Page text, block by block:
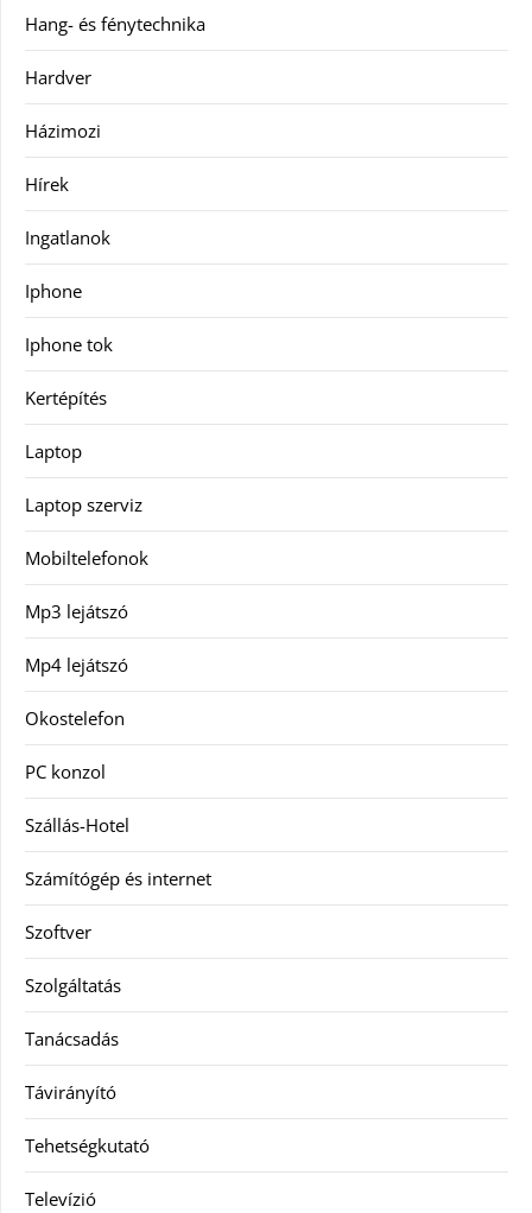
Hang- és fénytechnika
Hardver
Házimozi
Hírek
Ingatlanok
Iphone
Iphone tok
Kertépítés
Laptop
Laptop szerviz
Mobiltelefonok
Mp3 lejátszó
Mp4 lejátszó
Okostelefon
PC konzol
Szállás-Hotel
Számítógép és internet
Szoftver
Szolgáltatás
Tanácsadás
Távirányító
Tehetségkutató
Televízió